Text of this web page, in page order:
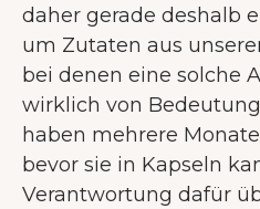
daher gerade deshalb
um Zutaten aus
bei denen eine solche
wirklich von
haben mehrere
bevor sie in Kapseln
Verantwortung dafür